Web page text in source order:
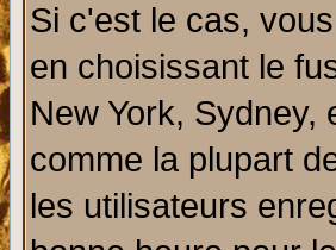
Si c'est le cas,
en choisissant le
New York, Sydney,
comme la plupart
les utilisateurs